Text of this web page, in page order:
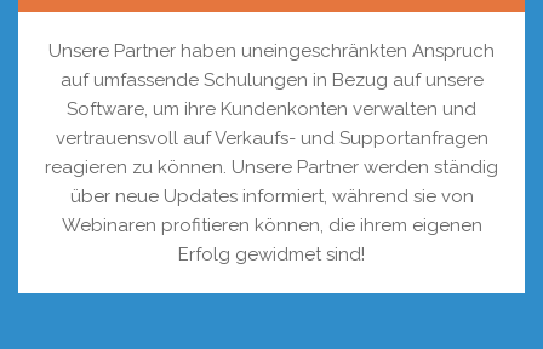
Unsere Partner haben uneingeschränkten Anspruch
auf umfassende Schulungen in Bezug auf unsere
Software, um ihre Kundenkonten verwalten und
vertrauensvoll auf Verkaufs- und Supportanfragen
reagieren zu können. Unsere Partner werden ständig
über neue Updates informiert, während sie von
Webinaren profitieren können, die ihrem eigenen
Erfolg gewidmet sind!